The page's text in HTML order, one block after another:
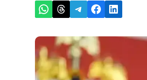
Share on WhatsApp
Share on Threads
Share on Telegram
Share on Facebook
Share on LinkedIn